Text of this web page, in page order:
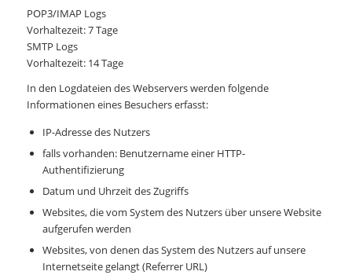
POP3/IMAP Logs
Vorhaltezeit: 7 Tage
SMTP Logs
Vorhaltezeit: 14 Tage
In den Logdateien des Webservers werden folgende
Informationen eines Besuchers erfasst:
IP-Adresse des Nutzers
falls vorhanden: Benutzername einer HTTP-
Authentifizierung
Datum und Uhrzeit des Zugriffs
Websites, die vom System des Nutzers über unsere Website
aufgerufen werden
Websites, von denen das System des Nutzers auf unsere
Internetseite gelangt (Referrer URL)